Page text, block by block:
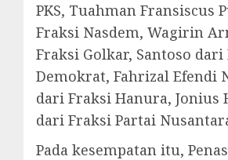
PKS, Tuahman Fransiscus
Fraksi Nasdem, Wagirin
Fraksi Golkar, Santoso dari
Demokrat, Fahrizal Efendi
dari Fraksi Hanura, Jonius
dari Fraksi Partai
Pada kesempatan itu,